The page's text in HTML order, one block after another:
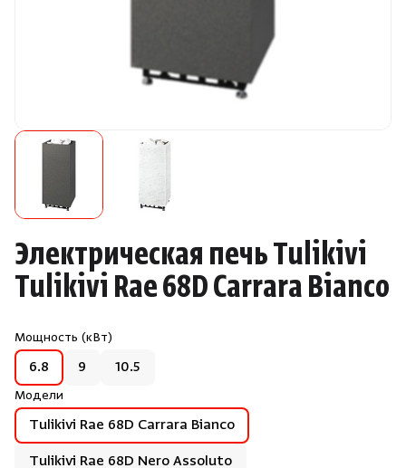
Отопление
Для хаммама
Ароматы
Душевые поддоны и системы слива
Электрическая печь Tulikivi
Tulikivi Rae 68D Carrara Bianco
Мощность (кВт)
6.8 9 10.5
Модели
Tulikivi Rae 68D Carrara Bianco
Tulikivi Rae 68D Nero Assoluto